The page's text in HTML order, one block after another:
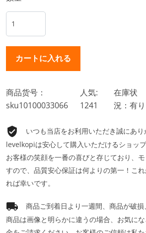
商品货号：
sku10100033066
人気:
1241
在庫状
況：有り
いつも当店をお利用いただき誠にあり
levelkopiは安心して購入いただけるショッ
お客様の笑顔を一番の喜びと存じており、
すので、品質安心保証は何よりの第一！こ
れば幸いです。
商品ご到着日より一週間、商品が破
商品は画像と明らかに違うの場合、お気に